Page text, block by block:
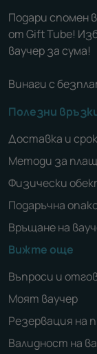
Подари спомен
от Gift Tube!
ваучер за сума!
Винаги с
Полезни
Доставка и
Методи за
Физически
Подаръчна
Връщане на
Вижте още
Въпроси и
Моят ваучер
Резервация на
Валидност на